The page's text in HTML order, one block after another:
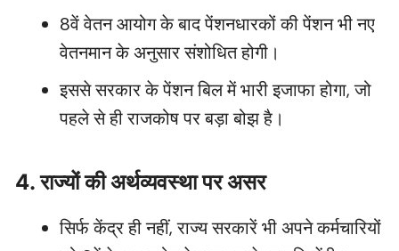
8वें वेतन आयोग के बाद पेंशनधारकों की पेंशन भी नए
वेतनमान के अनुसार संशोधित होगी।
इससे सरकार के पेंशन बिल में भारी इजाफा होगा, जो
पहले से ही राजकोष पर बड़ा बोझ है।
4. राज्यों की अर्थव्यवस्था पर असर
सिर्फ केंद्र ही नहीं, राज्य सरकारें भी अपने कर्मचारियों